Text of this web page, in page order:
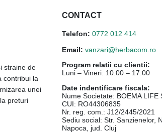
straine de
contribui la
unei
preturi
CONTACT
Telefon:0772 012 414
Email:vanzari@herbacom.ro
Program relatii cu clientii:
Luni – Vineri: 10.00 – 17.00
Date indentificare fiscala:
Nume Societate: BOEMA LIFE
CUI: RO44306835
Nr. reg. com.: J12/2445/2021
Sediu social: Str. Sanzienelor,
Napoca, jud. Cluj